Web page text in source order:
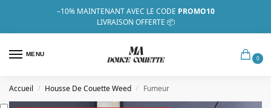
–10% MAINTENANT AVEC LE CODE PROMO10
LIVRAISON OFFERTE 📦
MENU
0
Accueil / Housse De Couette Weed / Fumeur